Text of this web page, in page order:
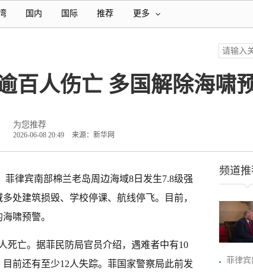
国内 国际 推荐 更多
百人伤亡 多国解除海啸
为您推荐
2026-06-08 20:49 来源：新华网
律宾南部棉兰老岛周边海域8日发生7.8级强
处建筑损毁、学校停课、航线停飞。目前，
啸预警。
死亡。据菲民防局官员介绍，遇难者中有10
前还有至少12人失踪。菲国家警察局此前发
频道推
菲律